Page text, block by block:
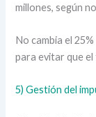
millones, según
No cambia el
para evitar que
5) Gestión del